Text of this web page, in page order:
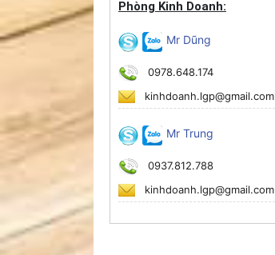
Phòng Kinh Doanh:
Mr Dũng
0978.648.174
kinhdoanh.lgp@gmail.com
Mr Trung
0937.812.788
kinhdoanh.lgp@gmail.com